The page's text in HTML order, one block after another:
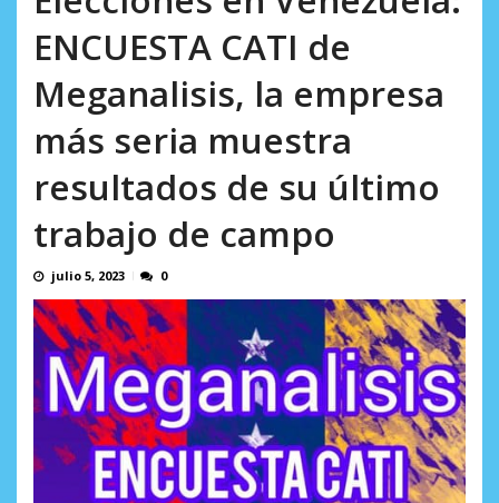
ENCUESTA CATI de
Meganalisis, la empresa
más seria muestra
resultados de su último
trabajo de campo
julio 5, 2023 0